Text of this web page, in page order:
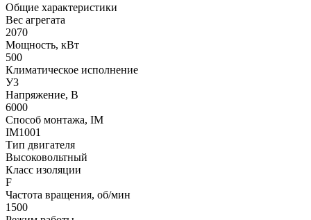
Общие характеристики
Вес агрегата
2070
Мощность, кВт
500
Климатическое исполнение
У3
Напряжение, В
6000
Способ монтажа, IM
IM1001
Тип двигателя
Высоковольтный
Класс изоляции
F
Частота вращения, об/мин
1500